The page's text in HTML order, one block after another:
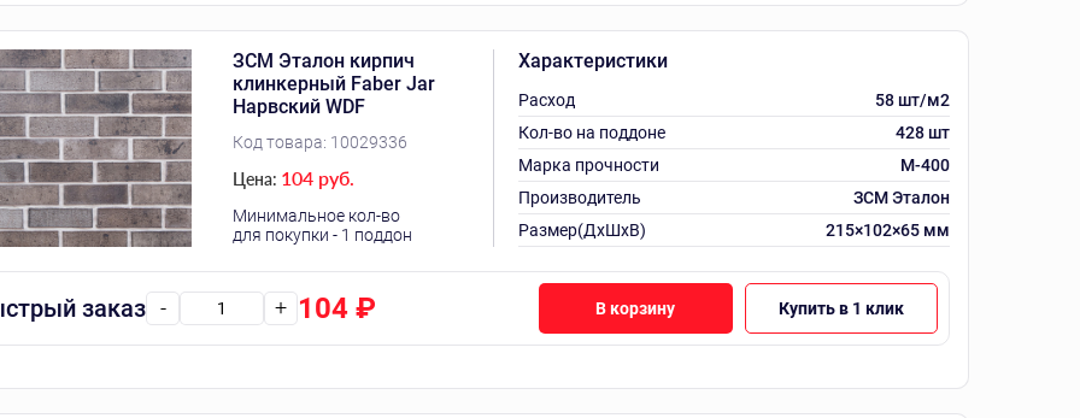
ЗСМ Эталон кирпич
клинкерный Faber Jar
Нарвский WDF
Код товара: 10029336
Цена: 104 руб.
Минимальное кол-во
для покупки - 1 поддон
Характеристики
Расход
58 шт/м2
Кол-во на поддоне
428 шт
Марка прочности
М-400
Производитель
ЗСМ Эталон
Размер(ДхШхВ)
215×102×65 мм
заказ - + 104 ₽ В корзину Купить в 1 клик